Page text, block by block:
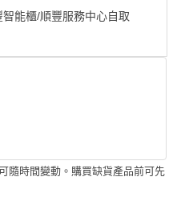
能櫃/順豐服務中心自取
隨時間變動。購買缺貨產品前可先